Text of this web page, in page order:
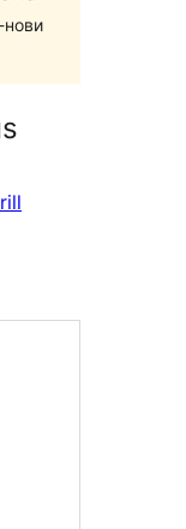
нови